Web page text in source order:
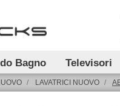
Bagno Televisori
LAVATRICI NUOVO